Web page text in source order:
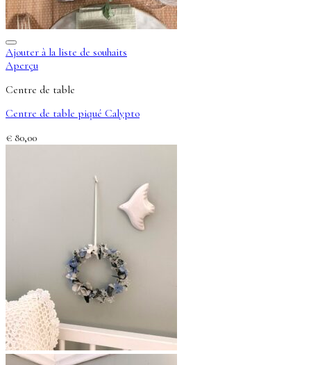
Ajouter à la liste de souhaits
Aperçu
Centre de table
Centre de table piqué Calypto
€ 80,00